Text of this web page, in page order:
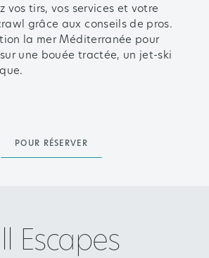
vos tirs, vos services et votre
grâce aux conseils de pros.
la mer Méditerranée pour
une bouée tractée, un jet-ski
POUR RÉSERVER
Escapes